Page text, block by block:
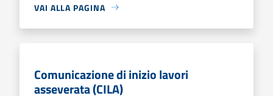
VAI ALLA PAGINA
Comunicazione di inizio lavori
asseverata (CILA)